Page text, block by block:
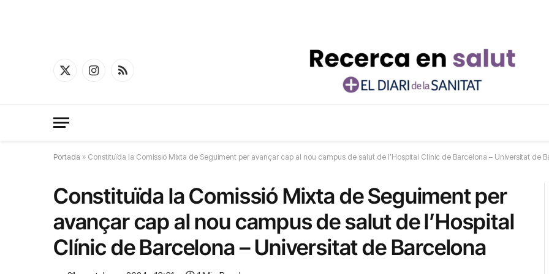
X
InstagramRSS
Portada » Constituïda la Comissió Mixta de Seguiment per avançar cap al nou campus de salut de l’Hospital Clínic de Barcelona – Universitat de
Constituïda la Comissió Mixta de Seguiment per
avançar cap al nou campus de salut de l’Hospital
Clínic de Barcelona – Universitat de Barcelona